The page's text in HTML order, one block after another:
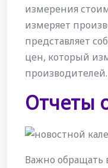
измерения
измеряет
представляет
цен, который
производителей.
Отчеты
Важно обращать